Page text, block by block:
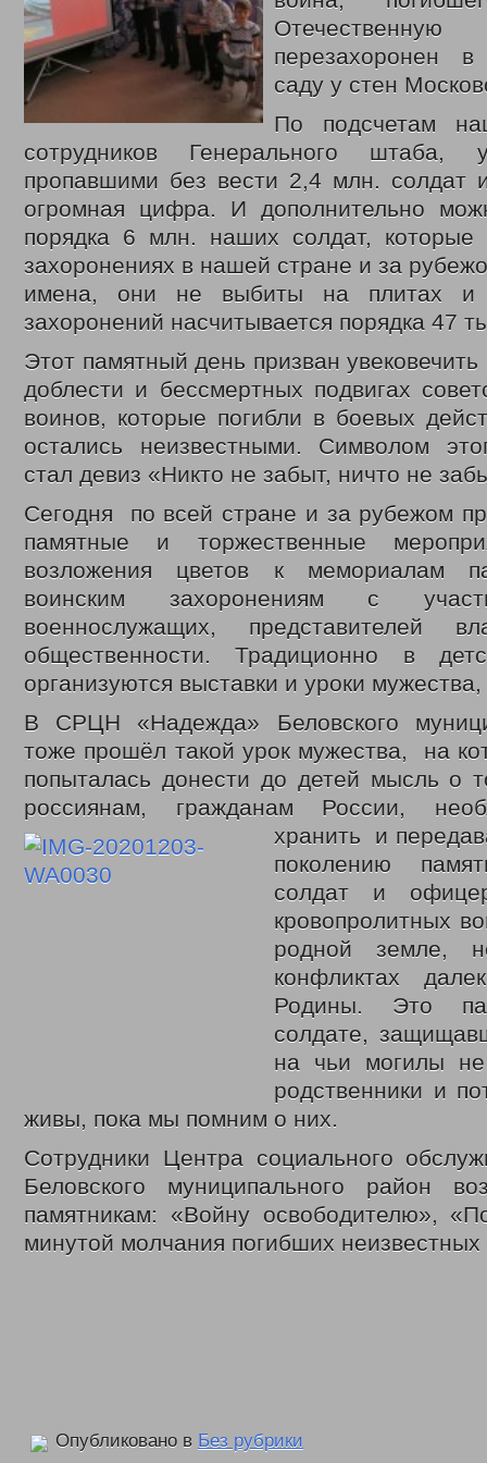
ВЫДАЧА УДОСТОВЕРЕНИЙ МНОГОДЕТНЫМ МАТЕРЯМ
ВЫПЛАТЫ СЕМЬЯМ ВОЕННОСЛУЖАЩИМ И ЧЛЕНАМ ИХ СЕМЕЙ И
КООРДИНАЦИОННЫЙ ОТДЕЛ ПО ОБЕСПЕЧЕНИЮ
ОТДЕЛ СОЦИАЛЬНО-ПРАВОВОЙ ЗАЩИТЫ НАСЕЛЕНИЯ
АДРЕСНАЯ СОЦИАЛЬНАЯ ПОМОЩЬ
ВЫДАЧА СПРАВОК О
СУБСИДИИ НА ОПЛАТУ ЖИЛОГО ПОМЕЩЕНИЯ И КОММУНАЛЬНЫХ
ПРОЕЗД ОТДЕЛЬНЫМИ ВИДАМИ ТРАНСПОРТА
ДЕНЕЖНЫЕ
ВОЗМЕЩЕНИЕ РАСХОДОВ НА ПОГРЕБЕНИЕ
ЗАКОНОДАТЕЛЬНЫЕ АКТЫ
ФЕДЕРАЛЬНЫЕ
РЕГИОНАЛЬНЫЕ
ПРИКАЗЫ УПРАВЛЕНИЯ
МЕРЫ СОЦИАЛЬНОЙ ПОДДЕРЖКИ
ДОСТУПНАЯ СРЕДА ДАТЧИКИ УГАРНОГО ГАЗА
ИНТЕРНЕТ
ВИДЕО
ФОНД ПОДДЕРЖКИ ДЕТЕЙ
ДЕТСКИЙ ТЕЛЕФОН ДОВЕРИЯ
В ЦЕНТРЕ ВНИМАНИЯ – ПОЖАРНАЯ БЕЗОПАСНОСТЬ
КОНТАКТЫ
перезахоронен в
саду у стен
По подсчетам
сотрудников Генерального
пропавшими без вести 2,4 млн. солдат
огромная цифра. И дополнительно
порядка 6 млн. наших солдат, которые
захоронениях в нашей стране и за
имена, они не выбиты на плитах и
захоронений насчитывается порядка 47
Этот памятный день призван
доблести и бессмертных подвигах
воинов, которые погибли в боевых
остались неизвестными. Символом
стал девиз «Никто не забыт, ничто не
Сегодня по всей стране и за рубежом
памятные и торжественные
возложения цветов к мемориалам
воинским захоронениям с
военнослужащих, представителей
общественности. Традиционно в
организуются выставки и уроки
В СРЦН «Надежда» Беловского
тоже прошёл такой урок мужества, на
попыталась донести до детей мысль о
россиянам, гражданам России,
хранить
и
поколению
солдат и
кровопролитных
родной земле,
конфликтах
Родины. Это
солдате,
на чьи могилы
родственники и
живы, пока мы помним о них.
Сотрудники Центра социального
Беловского муниципального район
памятникам: «Войну освободителю»,
минутой молчания погибших неизвестных
Опубликовано в Без рубрики